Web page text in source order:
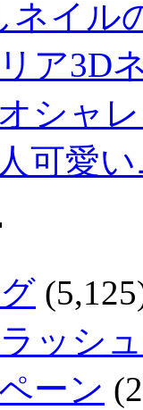
ネイル
ア3D
シャ
可愛
ッシ
ーン